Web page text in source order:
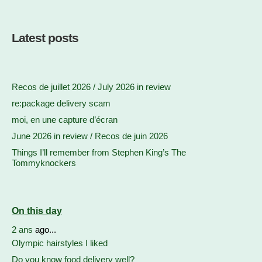
Latest posts
Recos de juillet 2026 / July 2026 in review
re:package delivery scam
moi, en une capture d’écran
June 2026 in review / Recos de juin 2026
Things I’ll remember from Stephen King’s The
Tommyknockers
On this day
2 ans ago...
Olympic hairstyles I liked
Do you know food delivery well?